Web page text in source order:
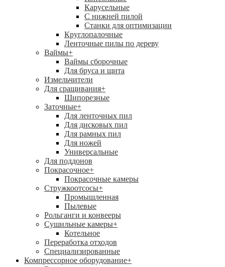
Карусельные
С нижней пилой
Станки для оптимизации
Круглопалочные
Ленточные пилы по дереву
Ваймы+
Ваймы сборочные
Для бруса и щита
Измельчители
Для сращивания+
Шипорезные
Заточные+
Для ленточных пил
Для дисковых пил
Для рамных пил
Для ножей
Универсальные
Для поддонов
Покрасочное+
Покрасочные камеры
Стружкоотсосы+
Промышленная
Пылевые
Рольганги и конвееры
Сушильные камеры+
Котельное
Переработка отходов
Специализированные
Компрессорное оборудование+